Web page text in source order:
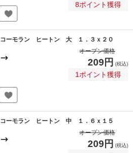
8ポイント獲得
コーモラン ヒートン 大 １．３ｘ２０
オープン価格
209円 (税込)
1ポイント獲得
コーモラン ヒートン 中 １．６ｘ１５
オープン価格
209円 (税込)